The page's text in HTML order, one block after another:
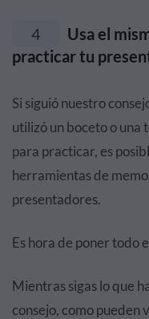
4
Usa el
practicar tu
Si siguió nuestro
utilizó un boceto o una
para practicar, es
herramientas de
presentadores.
Es hora de poner todo
Mientras sigas lo que
consejo, como pueden